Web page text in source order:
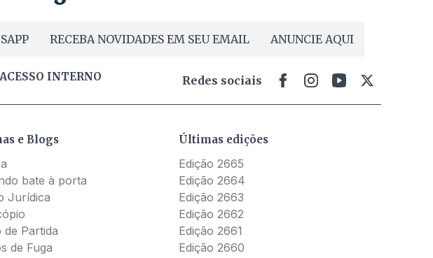
RECEBA NOVIDADES EM SEU EMAIL ANUNCIE AQUI
ACESSO INTERNO Redes sociais
e Blogs
bate à porta
Jurídica
de Partida
de Fuga
Últimas edições
Edição 2665
Edição 2664
Edição 2663
Edição 2662
Edição 2661
Edição 2660